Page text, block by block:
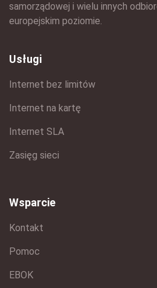
samorządowej i wielu innych
europejskim poziomie.
Usługi
Internet bez limitów
Internet na kartę
Internet SLA
Zasięg sieci
Wsparcie
Kontakt
Pomoc
EBOK